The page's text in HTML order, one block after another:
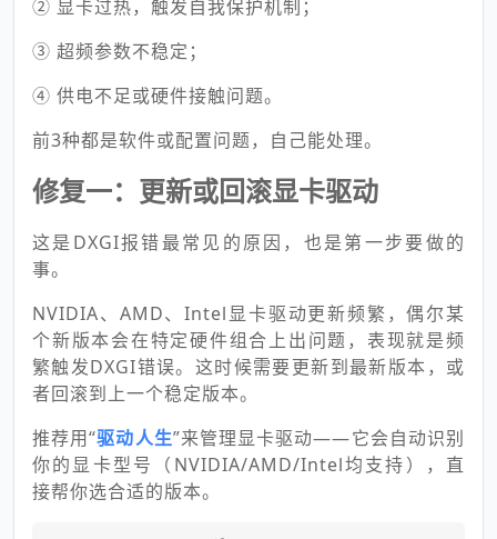
② 显卡过热，触发自我保护机制；
③ 超频参数不稳定；
④ 供电不足或硬件接触问题。
前3种都是软件或配置问题，自己能处理。
修复一：更新或回滚显卡驱动
这是DXGI报错最常见的原因，也是第一步要做的
事。
NVIDIA、AMD、Intel显卡驱动更新频繁，偶尔某
个新版本会在特定硬件组合上出问题，表现就是频
繁触发DXGI错误。这时候需要更新到最新版本，或
者回滚到上一个稳定版本。
推荐用“驱动人生”来管理显卡驱动——它会自动识别
你的显卡型号（NVIDIA/AMD/Intel均支持），直
接帮你选合适的版本。